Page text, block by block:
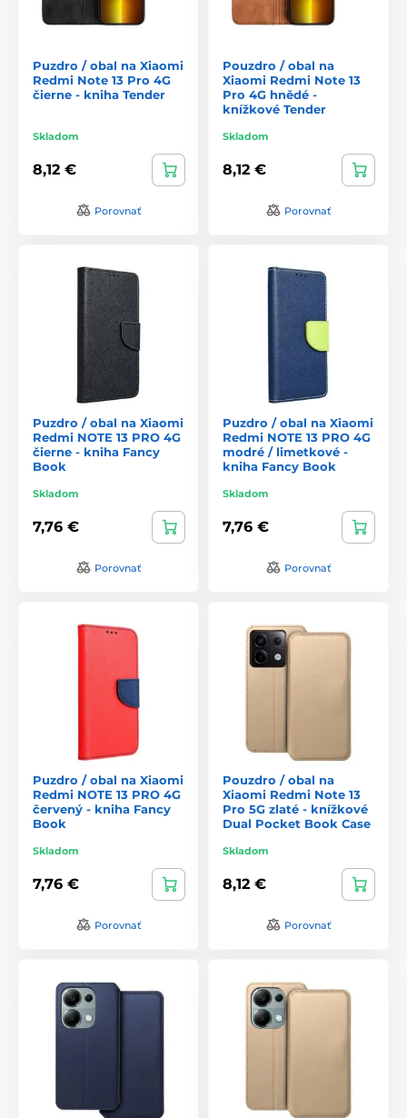
Puzdro / obal na Xiaomi
Redmi Note 13 Pro 4G
čierne - kniha Tender
Skladom
8,12 €
Porovnať
Pouzdro / obal na
Xiaomi Redmi Note 13
Pro 4G hnědé -
knížkové Tender
Skladom
8,12 €
Porovnať
Puzdro / obal na Xiaomi
Redmi NOTE 13 PRO 4G
čierne - kniha Fancy
Book
Skladom
7,76 €
Porovnať
Puzdro / obal na Xiaomi
Redmi NOTE 13 PRO 4G
modré / limetkové -
kniha Fancy Book
Skladom
7,76 €
Porovnať
Puzdro / obal na Xiaomi
Redmi NOTE 13 PRO 4G
červený - kniha Fancy
Book
Skladom
7,76 €
Porovnať
Pouzdro / obal na
Xiaomi Redmi Note 13
Pro 5G zlaté - knížkové
Dual Pocket Book Case
Skladom
8,12 €
Porovnať